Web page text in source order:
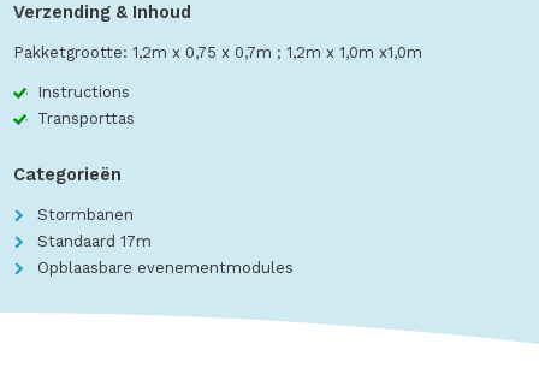
Verzending & Inhoud
Pakketgrootte: 1,2m x 0,75 x 0,7m ; 1,2m x 1,0m x1,0m
Instructions
Transporttas
Categorieën
Stormbanen
Standaard 17m
Opblaasbare evenementmodules